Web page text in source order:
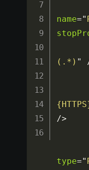
name="
(.*) "
/>
type="